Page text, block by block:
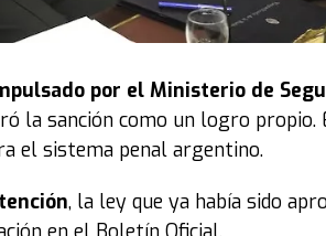
por el Ministerio de
la sanción como un logro propio.
el sistema penal argentino.
, la ley que ya había sido